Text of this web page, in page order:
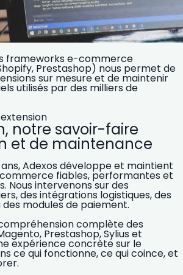
frameworks e-commerce
Prestashop) nous permet de
sur mesure et de maintenir
utilisés par des milliers de
notre savoir-faire
et de maintenance
ans, Adexos développe et maintient
fiables, performantes et
Nous intervenons sur des
des intégrations logistiques, des
des modules de paiement.
complète des
Prestashop, Sylius et
expérience concrète sur le
ce qui fonctionne, ce qui coince, et